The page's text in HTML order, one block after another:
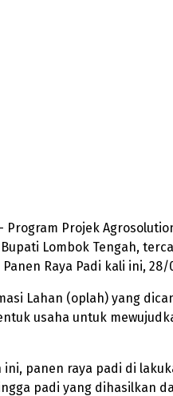
Program Projek
Lombok Tengah,
Raya Padi kali ini, 28/
Lahan (oplah) yang
usaha untuk
ini, panen raya padi di
padi yang dihasilkan